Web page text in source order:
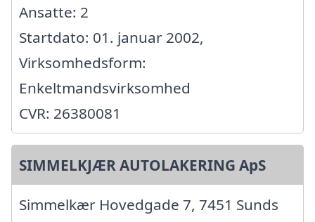
Ansatte: 2
Startdato: 01. januar 2002,
Virksomhedsform:
Enkeltmandsvirksomhed
CVR: 26380081
SIMMELKJÆR AUTOLAKERING ApS
Simmelkær Hovedgade 7, 7451 Sunds